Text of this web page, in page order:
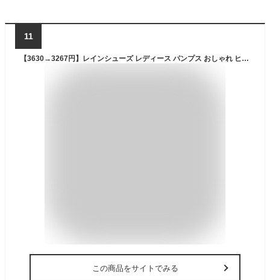
11
【3630→3267円】レインシューズ レディース パンプス おしゃれ ヒール 幅広 雨靴 防水 大きいサイズ 5cm 走れる 痛くない 快適 レインパンプス ローヒール フォーマル エナメル ポインテッドトゥ 小さいサイズ 通勤 ビジネス リクルート オフィス ブラック 黒
この商品をサイトでみる